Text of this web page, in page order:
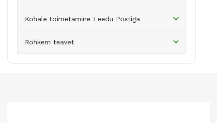
Kohale toimetamine Leedu Postiga
Rohkem teavet